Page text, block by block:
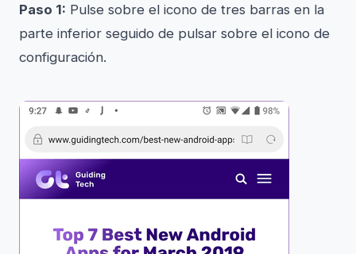
Paso 1: Pulse sobre el icono de tres barras en la
parte inferior seguido de pulsar sobre el icono de
configuración.